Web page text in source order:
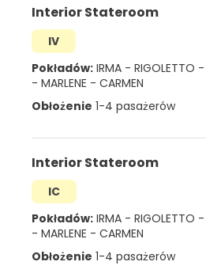
Interior Stateroom
IV
Pokładów: IRMA - RIGOLETTO -
- MARLENE - CARMEN
Obłożenie 1-4 pasażerów
Interior Stateroom
IC
Pokładów: IRMA - RIGOLETTO -
- MARLENE - CARMEN
Obłożenie 1-4 pasażerów